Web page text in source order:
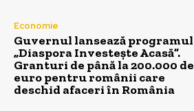
Economie
Guvernul lansează programul
„Diaspora Investește Acasă”.
Granturi de până la 200.000 de
euro pentru românii care
deschid afaceri în România